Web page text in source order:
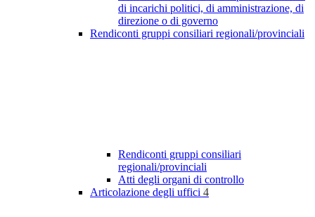
di incarichi politici, di amministrazione, di
direzione o di governo
Rendiconti gruppi consiliari regionali/provinciali
Rendiconti gruppi consiliari
regionali/provinciali
Atti degli organi di controllo
Articolazione degli uffici 4